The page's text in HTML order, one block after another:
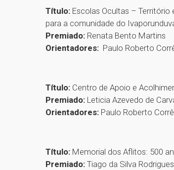
Título: Escolas Ocultas –
para a comunidade do
Premiado: Renata Bento Martins
Orientadores: Paulo Roberto
Título: Centro de Apoio e
Premiado: Leticia Azevedo de
Orientadores: Paulo Roberto
Título: Memorial dos Aflitos: 500
Premiado: Tiago da Silva Rodrigues